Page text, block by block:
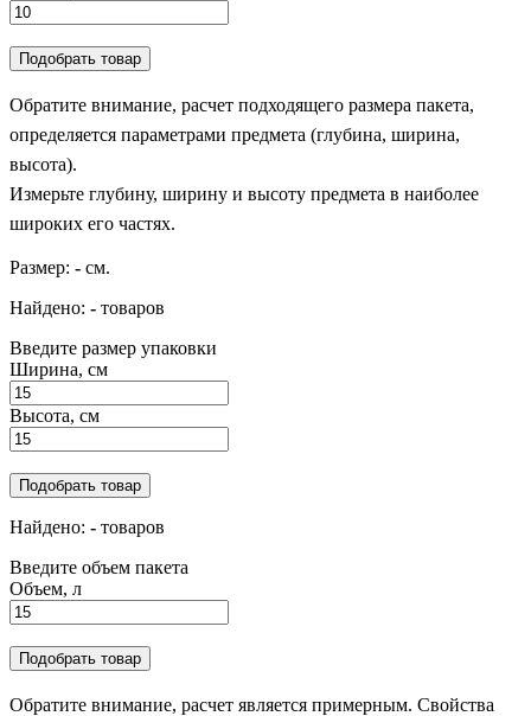
Подобрать товар
Обратите внимание, расчет подходящего размера пакета,
определяется параметрами предмета (глубина, ширина,
высота).
Измерьте глубину, ширину и высоту предмета в наиболее
широких его частях.
Размер: - см.
Найдено: - товаров
Введите размер упаковки
Ширина, см
Высота, см
Подобрать товар
Найдено: - товаров
Введите объем пакета
Объем, л
Подобрать товар
Обратите внимание, расчет является примерным. Свойства